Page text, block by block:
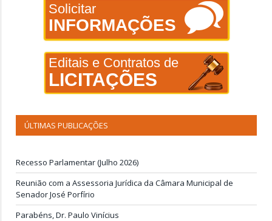
Solicitar
INFORMAÇÕES
Editais e Contratos de
LICITAÇÕES
ÚLTIMAS PUBLICAÇÕES
Recesso Parlamentar (Julho 2026)
Reunião com a Assessoria Jurídica da Câmara Municipal de
Senador José Porfírio
Parabéns, Dr. Paulo Vinícius